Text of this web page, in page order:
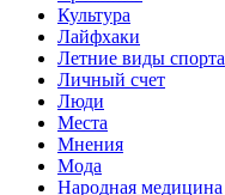
Культура
Лайфхаки
Летние виды спорта
Личный счет
Люди
Места
Мнения
Мода
Народная медицина